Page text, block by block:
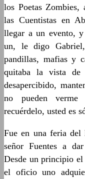
los Poetas Zombies,
las Cuentistas en
llegar a un evento,
un, le digo
pandillas, mafias y
quitaba la vista de
desapercibido,
no pueden verme
recuérdelo, usted es
Fue en una feria del
señor Fuentes a
Desde un principio
el oficio uno